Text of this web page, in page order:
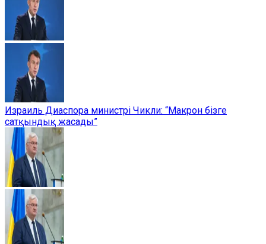
Израиль Диаспора министрі Чикли: “Макрон бізге
сатқындық жасады”